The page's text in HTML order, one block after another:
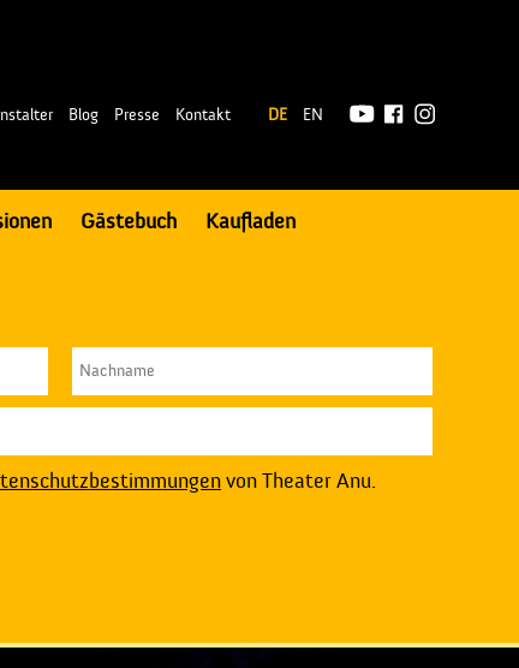
Blog Presse Kontakt DE EN
Gästebuch Kaufladen
von Theater Anu.